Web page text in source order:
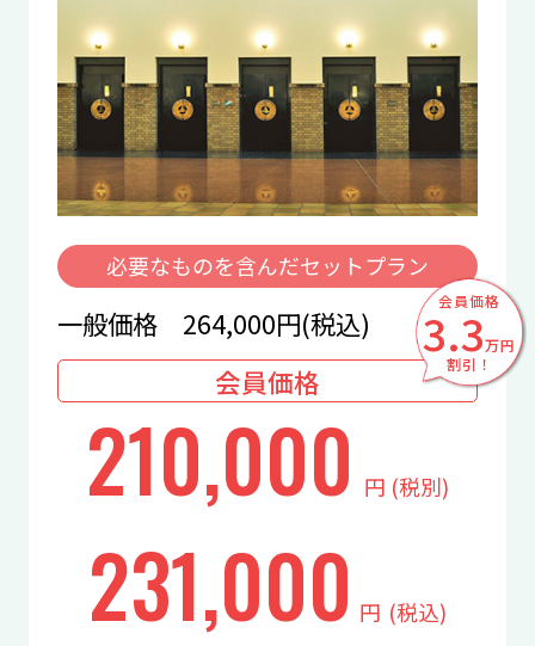
必要なものを含んだセットプラン
一般価格 264,000円(税込)
会員価格
会員価格
3.3万円
割引！
210,000 円 (税別)
231,000 円 (税込)